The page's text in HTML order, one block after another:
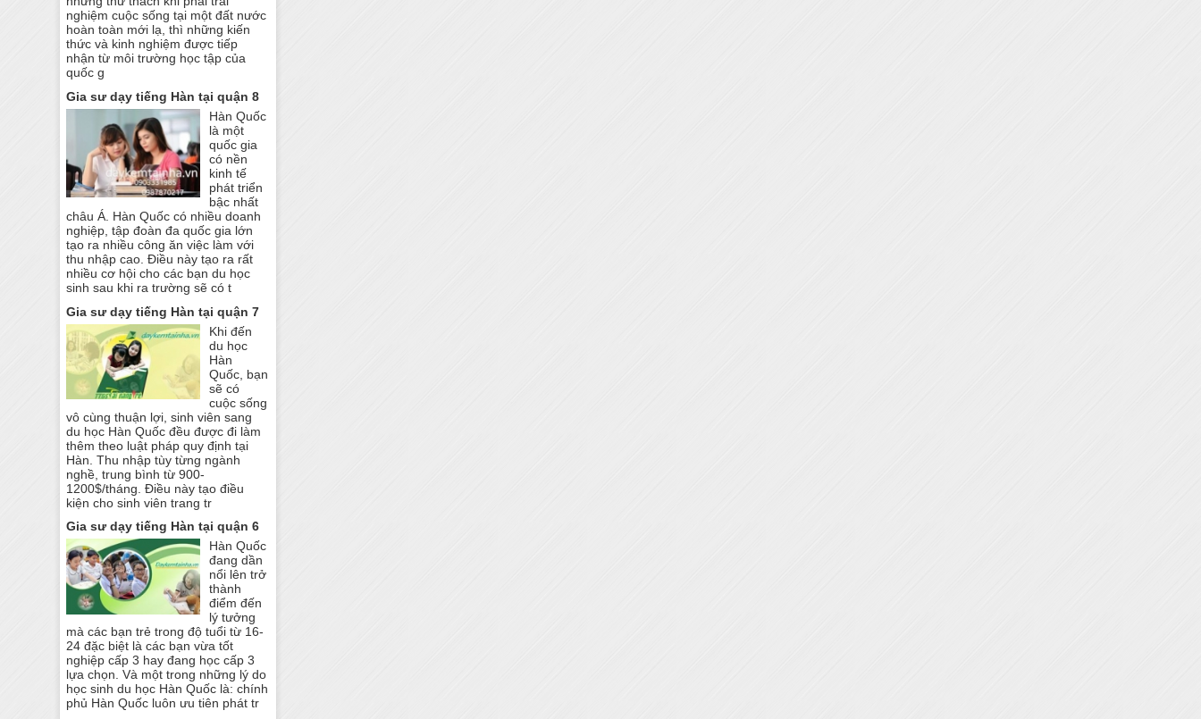
nghiệm cuộc sống tại một đất nước
hoàn toàn mới lạ, thì những kiến
thức và kinh nghiệm được tiếp
nhận từ môi trường học tập của
quốc g
Gia sư dạy tiếng Hàn tại quận 8
Hàn Quốc
là một
quốc gia
có nền
kinh tế
phát triển
bậc nhất
châu Á. Hàn Quốc có nhiều doanh
nghiệp, tập đoàn đa quốc gia lớn
tạo ra nhiều công ăn việc làm với
thu nhập cao. Điều này tạo ra rất
nhiều cơ hội cho các bạn du học
sinh sau khi ra trường sẽ có t
Gia sư dạy tiếng Hàn tại quận 7
Khi đến
du học
Hàn
Quốc, bạn
sẽ có
cuộc sống
vô cùng thuận lợi, sinh viên sang
du học Hàn Quốc đều được đi làm
thêm theo luật pháp quy định tại
Hàn. Thu nhập tùy từng ngành
nghề, trung bình từ 900-
1200$/tháng. Điều này tạo điều
kiện cho sinh viên trang tr
Gia sư dạy tiếng Hàn tại quận 6
Hàn Quốc
đang dần
nổi lên trở
thành
điểm đến
lý tưởng
mà các bạn trẻ trong độ tuổi từ 16-
24 đặc biệt là các bạn vừa tốt
nghiệp cấp 3 hay đang học cấp 3
lựa chọn. Và một trong những lý do
học sinh du học Hàn Quốc là: chính
phủ Hàn Quốc luôn ưu tiên phát tr